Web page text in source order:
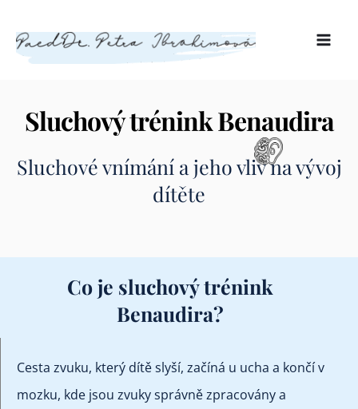
Sluchový trénink Benaudira
Sluchové vnímání a jeho vliv na vývoj
dítěte
Co je sluchový trénink
Benaudira?
Cesta zvuku, který dítě slyší, začíná u ucha a končí v
mozku, kde jsou zvuky správně zpracovány a